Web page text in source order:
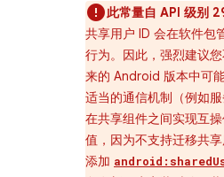
此常量自 API 级别
共享用户 ID 会在软件包
行为。因此，强烈建议
来的 Android 版本中可
适当的通信机制（例如
在共享组件之间实现互
值，因为不支持迁移共
添加